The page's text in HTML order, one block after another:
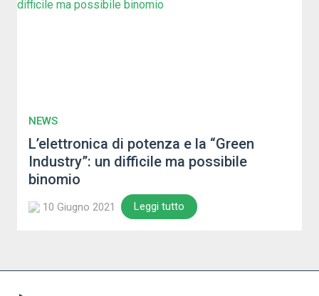
NEWS
L’elettronica di potenza e la “Green
Industry”: un difficile ma possibile
binomio
10 Giugno 2021 Leggi tutto